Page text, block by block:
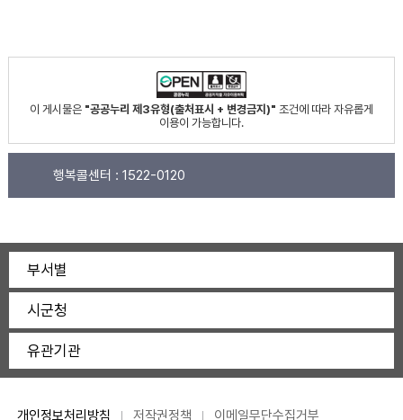
이 게시물은 "공공누리 제3유형(출처표시 + 변경금지)" 조건에 따라 자유롭게
이용이 가능합니다.
행복콜센터 : 1522-0120
부서별
시군청
유관기관
개인정보처리방침 저작권정책
이메일무단수집거부